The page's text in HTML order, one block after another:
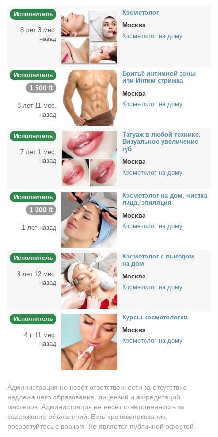
Исполнитель
8 лет 3 мес.
назад
Кос­ме­то­лог
Москва
Косметолог на дому
Исполнитель
1 500 ₶
8 лет 11 мес.
назад
Бри­тьё ин­тим­ной зо­ны
или Ин­тим стриж­ка
Москва
Косметолог на дому
Исполнитель
7 лет 1 мес.
назад
Та­ту­аж в лю­бой тех­ни­ке.
Ви­зу­аль­ное уве­ли­че­ние
губ
Москва
Косметолог на дому
Исполнитель
1 000 ₶
1 лет назад
Кос­ме­то­лог на дом, чист­ка
ли­ца, эпи­ля­ция
Москва
Косметолог на дому
Исполнитель
8 лет 12 мес.
назад
Кос­ме­то­лог с вы­ез­дом
на дом
Москва
Косметолог на дому
Исполнитель
4 г. 11 мес.
назад
Кур­сы кос­ме­то­ло­гии
Москва
Косметолог на дому
Администрация не несёт ответственности за отсутствие
надлежащего образования, лицензий и аккредитаций
мастеров. Администрация не несёт ответственность за
содержание объявлений. Есть противопоказания,
посоветуйтесь с врачом. Не является публичной офертой.